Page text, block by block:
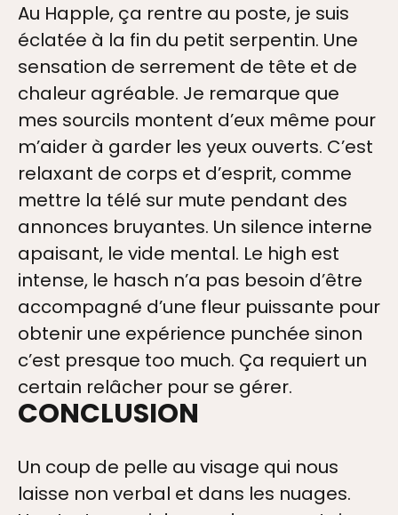
Au Happle, ça rentre au poste, je suis
éclatée à la fin du petit serpentin. Une
sensation de serrement de tête et de
chaleur agréable. Je remarque que
mes sourcils montent d’eux même pour
m’aider à garder les yeux ouverts. C’est
relaxant de corps et d’esprit, comme
mettre la télé sur mute pendant des
annonces bruyantes. Un silence interne
apaisant, le vide mental. Le high est
intense, le hasch n’a pas besoin d’être
accompagné d’une fleur puissante pour
obtenir une expérience punchée sinon
c’est presque too much. Ça requiert un
certain relâcher pour se gérer.
CONCLUSION
Un coup de pelle au visage qui nous
laisse non verbal et dans les nuages.